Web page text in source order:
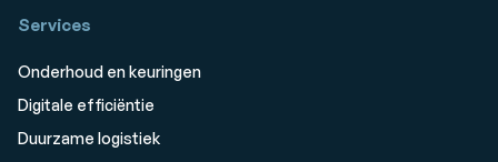
Services
Onderhoud en keuringen
Digitale efficiëntie
Duurzame logistiek